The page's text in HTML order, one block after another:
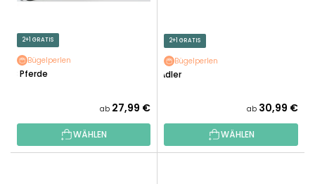
2+1 GRATIS
Bügelperlen
3 Pferde
ab 27,99 €
WÄHLEN
2+1 GRATIS
Bügelperlen
Adler
ab 30,99 €
WÄHLEN